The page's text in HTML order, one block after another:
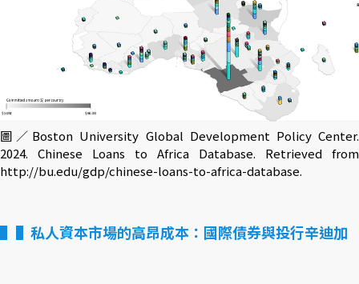
圖／Boston University Global Development Policy Center.
2024. Chinese Loans to Africa Database. Retrieved from
http://bu.edu/gdp/chinese-loans-to-africa-database.
▌私人資本市場的高昂成本：國際債券與投行辛迪加